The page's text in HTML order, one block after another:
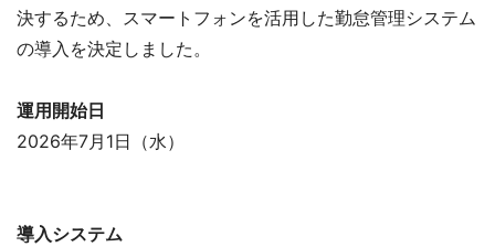
決するため、スマートフォンを活用した勤怠管理システム
の導入を決定しました。
運用開始日
2026年7月1日（水）
導入システム